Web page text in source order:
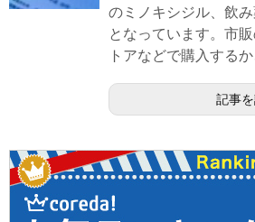
のミノキシジル、飲
となっています。市
トアなどで購入する
記事